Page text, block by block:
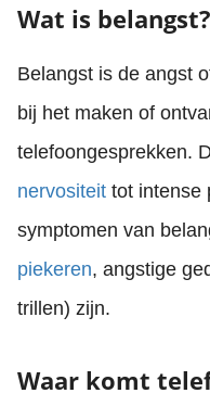
Wat is belangst?
Belangst is de angst
bij het maken of
telefoongesprekken.
nervositeit tot intense
symptomen van
piekeren, angstige
trillen) zijn.
Waar komt